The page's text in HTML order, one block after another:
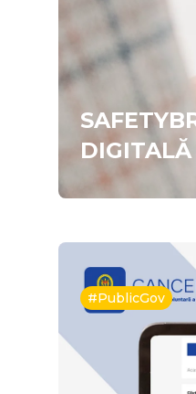
#PublicGov